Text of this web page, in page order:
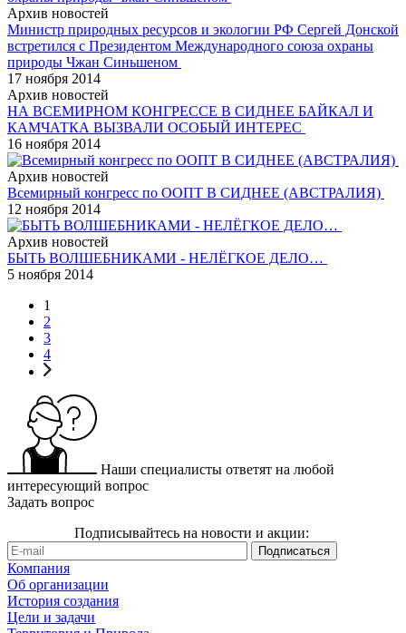
Архив новостей
Министр природных ресурсов и экологии РФ Сергей Донской
встретился с Президентом Международного союза охраны
природы Чжан Синьшеном
17 ноября 2014
Архив новостей
НА ВСЕМИРНОМ КОНГРЕССЕ В СИДНЕЕ БАЙКАЛ И
КАМЧАТКА ВЫЗВАЛИ ОСОБЫЙ ИНТЕРЕС
16 ноября 2014
Архив новостей
Всемирный конгресс по ООПТ В СИДНЕЕ (АВСТРАЛИЯ)
12 ноября 2014
Архив новостей
БЫТЬ ВОЛШЕБНИКАМИ - НЕЛЁГКОЕ ДЕЛО…
5 ноября 2014
1
2
3
4
Наши специалисты ответят на любой
интересующий вопрос
Задать вопрос
Подписывайтесь на новости и акции:
Компания
Об организации
История создания
Цели и задачи